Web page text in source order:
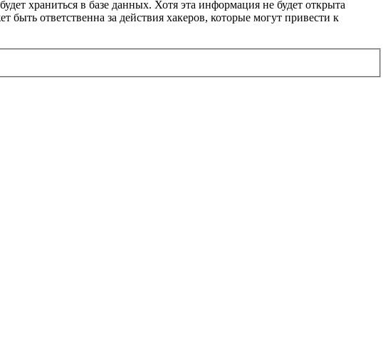
храниться в базе данных. Хотя эта информация не будет открыта
ответственна за действия хакеров, которые могут привести к